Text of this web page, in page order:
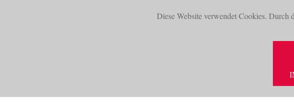
Diese Website verwendet Cookies. Durch